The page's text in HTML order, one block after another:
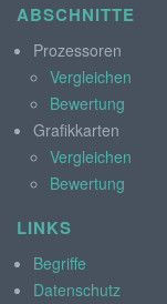
ABSCHNITTE
Prozessoren
Vergleichen
Bewertung
Grafikkarten
Vergleichen
Bewertung
LINKS
Begriffe
Datenschutz